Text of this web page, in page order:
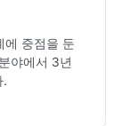
에 중점을 둔
야에서 3년
.